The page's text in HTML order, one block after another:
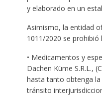
y elaborado en un
Asimismo, la entidad
1011/2020 se prohibió
• Medicamentos y
Dachen Küme S.R.L.,
hasta tanto obtenga
tránsito